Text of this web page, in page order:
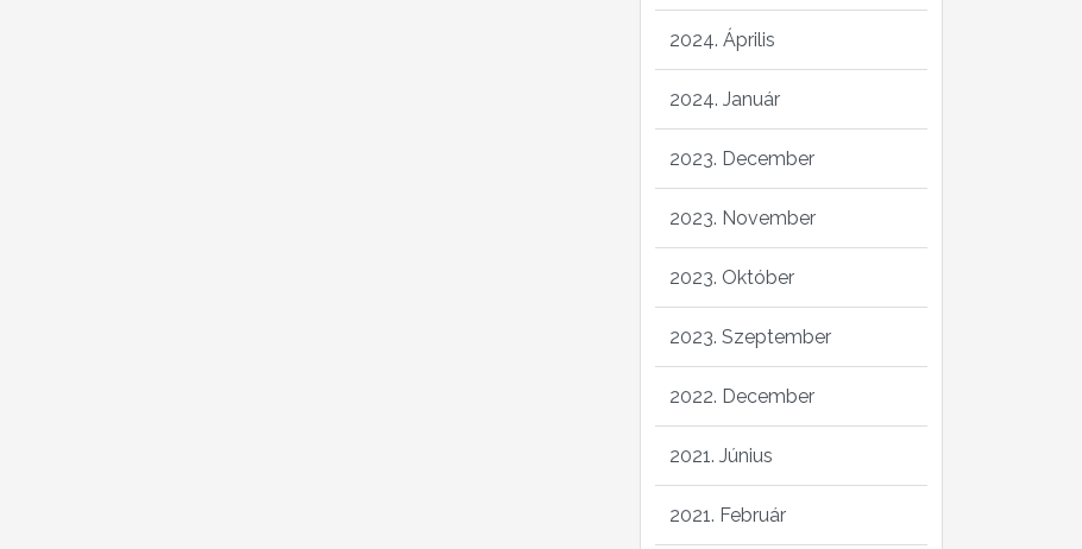
2024. Április
2024. Január
2023. December
2023. November
2023. Október
2023. Szeptember
2022. December
2021. Június
2021. Február